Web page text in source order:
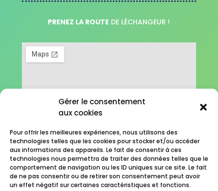
Gérer le consentement
aux cookies
Pour offrir les meilleures expériences, nous utilisons des
technologies telles que les cookies pour stocker et/ou accéder
aux informations des appareils. Le fait de consentir à ces
technologies nous permettra de traiter des données telles que le
comportement de navigation ou les ID uniques sur ce site. Le fait
de ne pas consentir ou de retirer son consentement peut avoir
un effet négatif sur certaines caractéristiques et fonctions.
PRENEZ LA ROUTE DE LÉCHANGEUR !
Léchangeur – 2022 //
Mentions légales//
ConceptionOC COM’UNIQUE